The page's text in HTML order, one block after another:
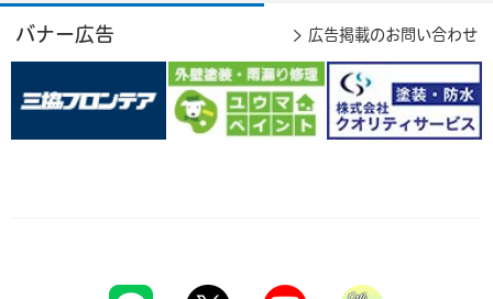
バナー広告 広告掲載のお問い合わせ